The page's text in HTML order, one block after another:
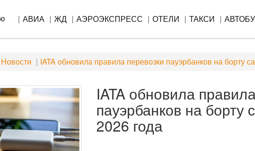
АВИА ЖД АЭРОЭКСПРЕСС ОТЕЛИ ТАКСИ
Новости IATA обновила правила перевозки пауэрбанков на борту
IATA обновила
пауэрбанков на борту
2026 года